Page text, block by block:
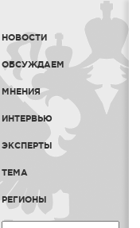
НОВОСТИ
ОБСУЖДАЕМ
МНЕНИЯ
ИНТЕРВЬЮ
ЭКСПЕРТЫ
ТЕМА
РЕГИОНЫ